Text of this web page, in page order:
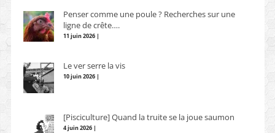
Penser comme une poule ? Recherches sur une
ligne de crête….
11 juin 2026 |
Le ver serre la vis
10 juin 2026 |
[Pisciculture] Quand la truite se la joue saumon
4 juin 2026 |